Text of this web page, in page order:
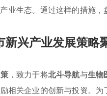
业生态。通过这样的措施
新兴产业发展策略
，致力于将北斗导航与生物
励相关企业的创新与投资。